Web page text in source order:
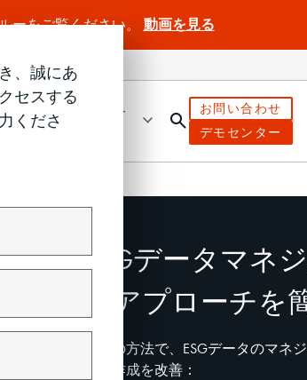
ーをご覧ください。 動画を見る
ち
パートナ
お問い合わせ
デモセンター
、誠にあ
セスする
くださ
ESGデータマネ
トアプローチを
以下の方法で、ESGデータのマネ
ート作成を改善：